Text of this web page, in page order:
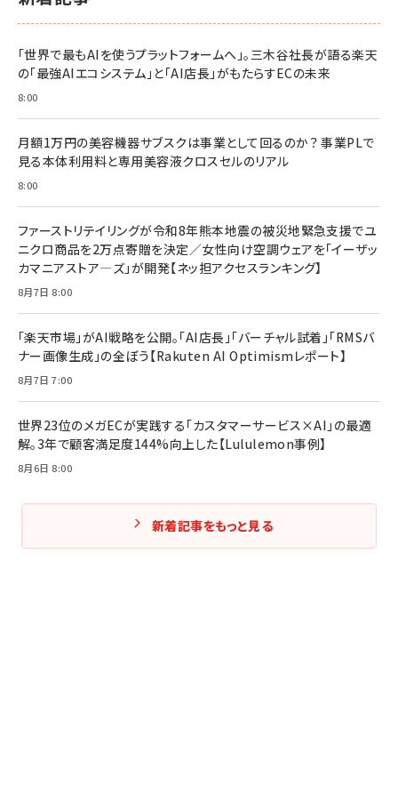
「世界で最もAIを使うプラットフォームへ」。三木谷社長が語る楽天
の「最強AIエコシステム」と「AI店長」がもたらすECの未来
8:00
月額1万円の美容機器サブスクは事業として回るのか？ 事業PLで
見る本体利用料と専用美容液クロスセルのリアル
8:00
ファーストリテイリングが令和8年熊本地震の被災地緊急支援でユ
ニクロ商品を2万点寄贈を決定／女性向け空調ウェアを「イーザッ
カマニアストア―ズ」が開発【ネッ担アクセスランキング】
8月7日 8:00
「楽天市場」がAI戦略を公開。「AI店長」「バーチャル試着」「RMSバ
ナー画像生成」の全ぼう【Rakuten AI Optimismレポート】
8月7日 7:00
世界23位のメガECが実践する「カスタマーサービス×AI」の最適
解。3年で顧客満足度144%向上した【Lululemon事例】
8月6日 8:00
新着記事をもっと見る